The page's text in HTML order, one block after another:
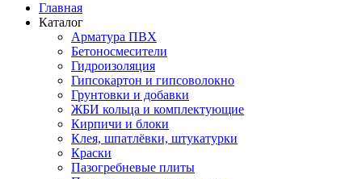
Главная
Каталог
Арматура ПВХ
Бетоносмесители
Гидроизоляция
Гипсокартон и гипсоволокно
Грунтовки и добавки
ЖБИ кольца и комплектующие
Кирпичи и блоки
Клея, шпатлёвки, штукатурки
Краски
Пазогребневые плиты